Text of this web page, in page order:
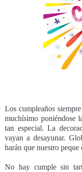
Los cumpleaños
muchísimo poniéndose
tan especial. La
vayan a desayunar.
harán que nuestro
No hay cumple sin